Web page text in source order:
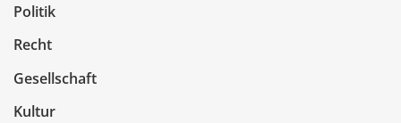
Politik
Recht
Gesellschaft
Kultur